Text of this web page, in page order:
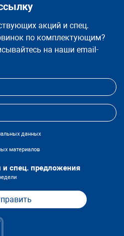
акций и спец.
по комплектующим?
на наши email-
данных
материалов
и спец. предложения